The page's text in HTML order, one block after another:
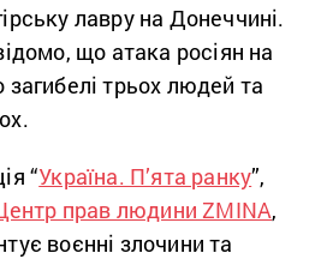
лавру на Донеччині.
що атака росіян на
трьох людей та
“Україна. П’ята ранку”,
прав людини ZMINA,
воєнні злочини та